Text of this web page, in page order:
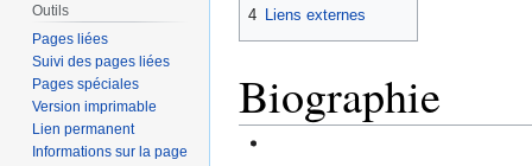
4 Liens externes
Biographie
Outils
Pages liées
Suivi des pages liées
Pages spéciales
Version imprimable
Lien permanent
Informations sur la page